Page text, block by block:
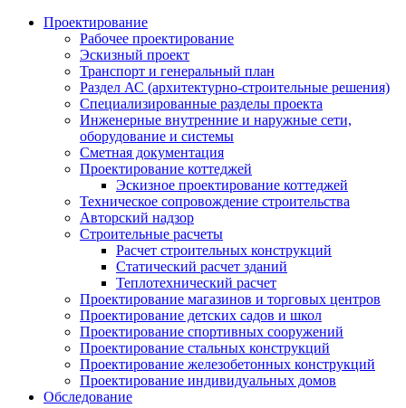
Проектирование
Рабочее проектирование
Эскизный проект
Транспорт и генеральный план
Раздел АС (архитектурно-строительные решения)
Специализированные разделы проекта
Инженерные внутренние и наружные сети,
оборудование и системы
Сметная документация
Проектирование коттеджей
Эскизное проектирование коттеджей
Техническое сопровождение строительства
Авторский надзор
Строительные расчеты
Расчет строительных конструкций
Статический расчет зданий
Теплотехнический расчет
Проектирование магазинов и торговых центров
Проектирование детских садов и школ
Проектирование спортивных сооружений
Проектирование стальных конструкций
Проектирование железобетонных конструкций
Проектирование индивидуальных домов
Обследование